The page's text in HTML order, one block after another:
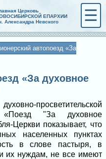
Церковь
ЕПАРХИИ
Александра Невского
☰
автопоезд «За
«За духовное
«Поезд "За духовное
Церкви показывает, что
населенных пунктах
в слове пастыря, в
их нуждам, не все имеют